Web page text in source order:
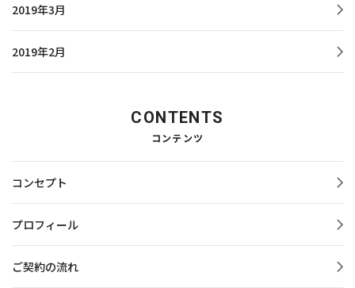
2019年3月
2019年2月
CONTENTS
コンテンツ
コンセプト
プロフィール
ご契約の流れ